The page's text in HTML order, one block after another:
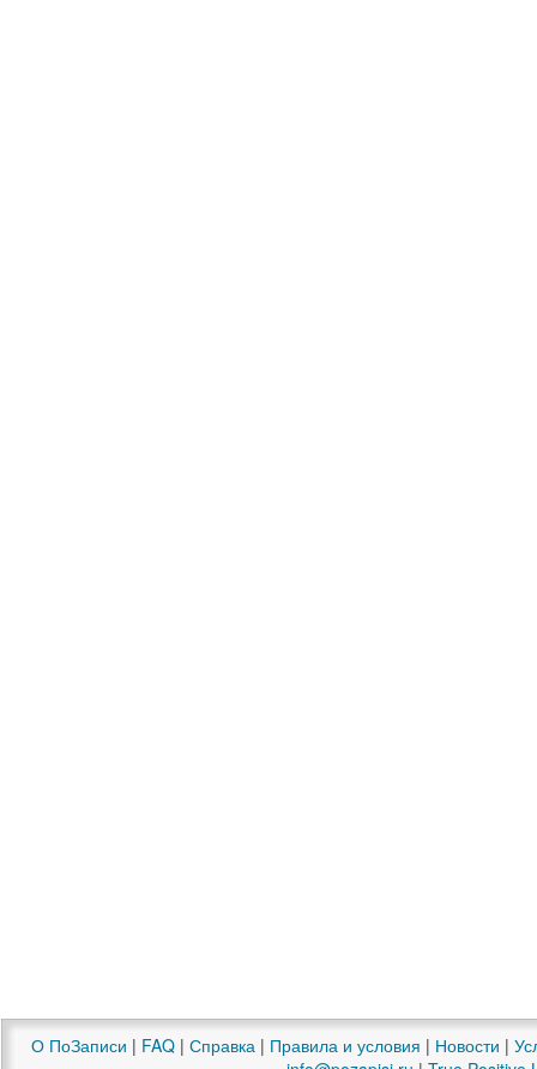
О ПоЗаписи | FAQ | Справка | Правила и условия | Новости |